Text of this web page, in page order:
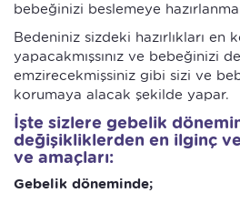
bebeğinizi beslemeye
Bedeniniz sizdeki hazırlıkları
yapacakmışsınız ve bebeğinizi
emzirecekmişsiniz gibi sizi ve
korumaya alacak şekilde yapar.
İşte sizlere gebelik
değişikliklerden en ilginç
ve amaçları:
Gebelik döneminde;